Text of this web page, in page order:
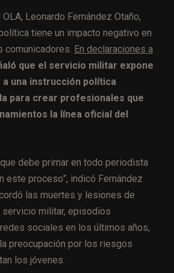
Leonardo Fernández Otaño,
tiene un impacto negativo en
comunicadores. En declaraciones a
que el servicio militar expone
una instrucción política
para crear profesionales que
la línea oficial del
debe primar en todo periodista
este proceso”, indicó Fernández
las muertes y lesiones de
servicio militar, episodios
sociales en los últimos años,
preocupación por los riesgos
los jóvenes.